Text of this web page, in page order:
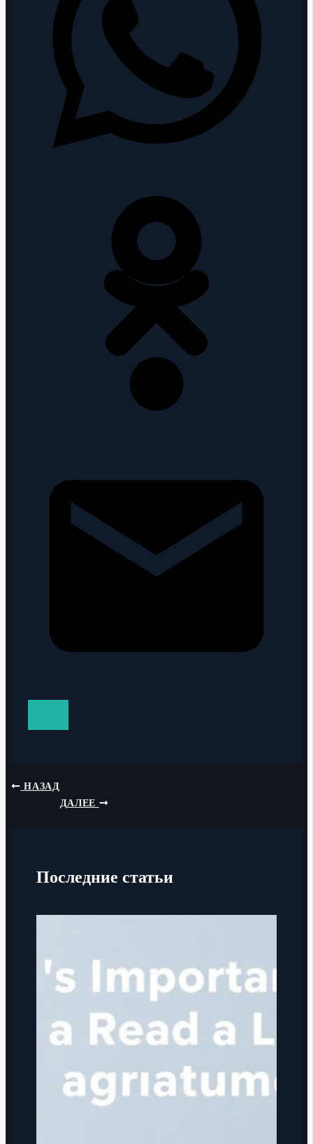
НАЗАД
ДАЛЕЕ
Последние статьи